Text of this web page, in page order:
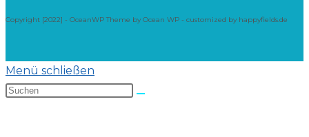
Copyright [2022] - OceanWP Theme by Ocean WP - customized by happyfields.de
Menü schließen